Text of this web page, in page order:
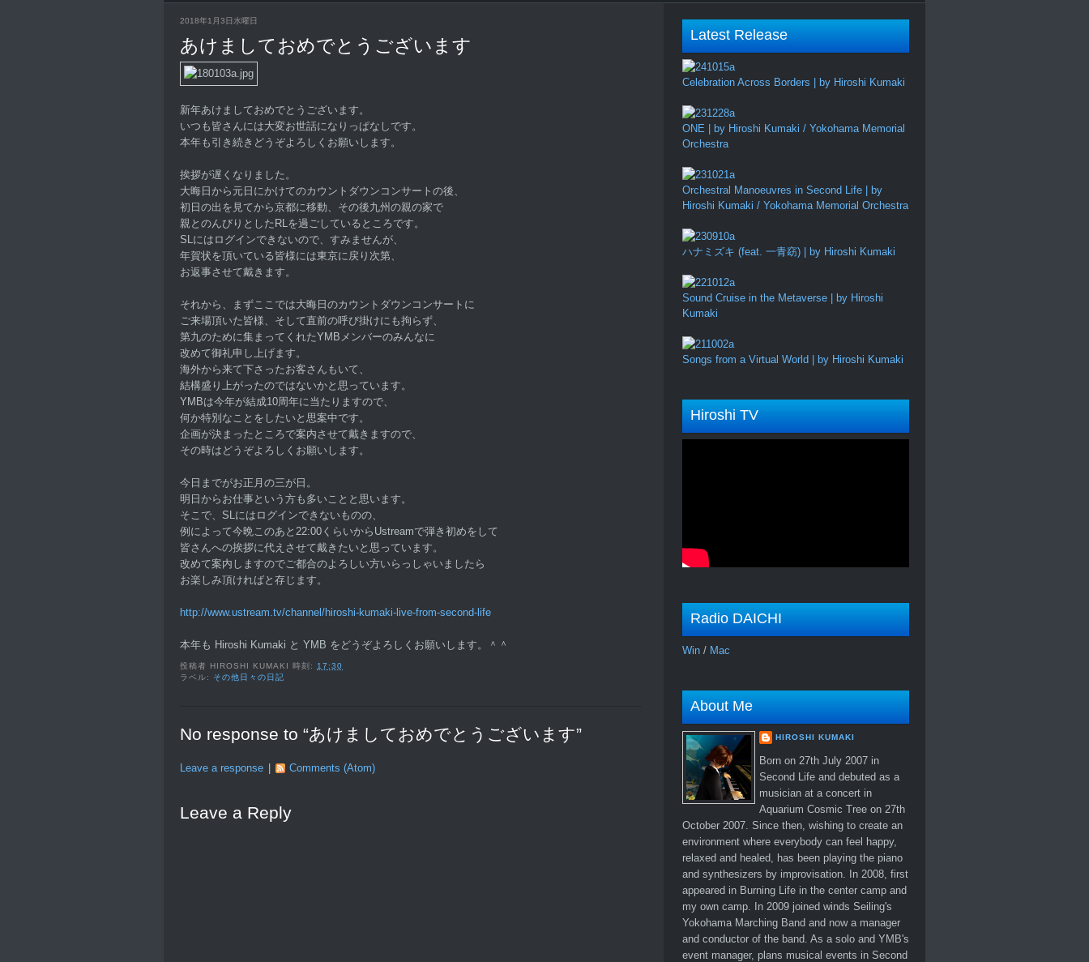
2018年1月3日水曜日
あけましておめでとうございます
新年あけましておめでとうございます。
いつも皆さんには大変お世話になりっぱなしです。
本年も引き続きどうぞよろしくお願いします。
挨拶が遅くなりました。
大晦日から元日にかけてのカウントダウンコンサートの後、
初日の出を見てから京都に移動、その後九州の親の家で
親とのんびりとしたRLを過ごしているところです。
SLにはログインできないので、すみませんが、
年賀状を頂いている皆様には東京に戻り次第、
お返事させて戴きます。
それから、まずここでは大晦日のカウントダウンコンサートに
ご来場頂いた皆様、そして直前の呼び掛けにも拘らず、
第九のために集まってくれたYMBメンバーのみんなに
改めて御礼申し上げます。
海外から来て下さったお客さんもいて、
結構盛り上がったのではないかと思っています。
YMBは今年が結成10周年に当たりますので、
何か特別なことをしたいと思案中です。
企画が決まったところで案内させて戴きますので、
その時はどうぞよろしくお願いします。
今日までがお正月の三が日。
明日からお仕事という方も多いことと思います。
そこで、SLにはログインできないものの、
例によって今晩このあと22:00くらいからUstreamで弾き初めをして
皆さんへの挨拶に代えさせて戴きたいと思っています。
改めて案内しますのでご都合のよろしい方いらっしゃいましたら
お楽しみ頂ければと存じます。
http://www.ustream.tv/channel/hiroshi-kumaki-live-from-second-life
本年も Hiroshi Kumaki と YMB をどうぞよろしくお願いします。＾＾
投稿者 HIROSHI KUMAKI 時刻:17:30
ラベル: その他日々の日記
No response to “あけましておめでとうございます”
Leave a response Comments (Atom)
Leave a Reply
Latest Release
Celebration Across Borders | by Hiroshi Kumaki
ONE | by Hiroshi Kumaki / Yokohama Memorial
Orchestra
Orchestral Manoeuvres in Second Life | by
Hiroshi Kumaki / Yokohama Memorial Orchestra
ハナミズキ (feat. 一青窈) | by Hiroshi Kumaki
Sound Cruise in the Metaverse | by Hiroshi
Kumaki
Songs from a Virtual World | by Hiroshi Kumaki
Hiroshi TV
Radio DAICHI
Win / Mac
About Me
HIROSHI KUMAKI
Born on 27th July 2007 in
Second Life and debuted as a
musician at a concert in
Aquarium Cosmic Tree on 27th
October 2007. Since then, wishing to create an
environment where everybody can feel happy,
relaxed and healed, has been playing the piano
and synthesizers by improvisation. In 2008, first
appeared in Burning Life in the center camp and
my own camp. In 2009 joined winds Seiling's
Yokohama Marching Band and now a manager
and conductor of the band. As a solo and YMB's
event manager, plans musical events in Second